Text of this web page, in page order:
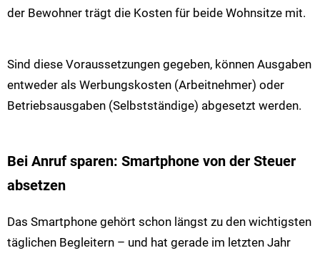
der Bewohner trägt die Kosten für beide Wohnsitze mit.
Sind diese Voraussetzungen gegeben, können Ausgaben
entweder als Werbungskosten (Arbeitnehmer) oder
Betriebsausgaben (Selbstständige) abgesetzt werden.
Bei Anruf sparen: Smartphone von der Steuer
absetzen
Das Smartphone gehört schon längst zu den wichtigsten
täglichen Begleitern – und hat gerade im letzten Jahr